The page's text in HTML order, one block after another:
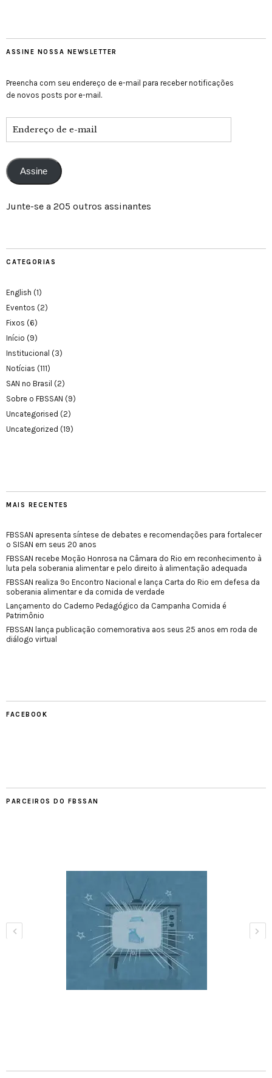
ASSINE NOSSA NEWSLETTER
Preencha com seu endereço de e-mail para receber notificações
de novos posts por e-mail.
Assine
Junte-se a 205 outros assinantes
CATEGORIAS
English (1)
Eventos (2)
Fixos (6)
Início (9)
Institucional (3)
Notícias (111)
SAN no Brasil (2)
Sobre o FBSSAN (9)
Uncategorised (2)
Uncategorized (19)
MAIS RECENTES
FBSSAN apresenta síntese de debates e recomendações para fortalecer
o SISAN em seus 20 anos
FBSSAN recebe Moção Honrosa na Câmara do Rio em reconhecimento à
luta pela soberania alimentar e pelo direito à alimentação adequada
FBSSAN realiza 9º Encontro Nacional e lança Carta do Rio em defesa da
soberania alimentar e da comida de verdade
Lançamento do Caderno Pedagógico da Campanha Comida é
Patrimônio
FBSSAN lança publicação comemorativa aos seus 25 anos em roda de
diálogo virtual
FACEBOOK
PARCEIROS DO FBSSAN